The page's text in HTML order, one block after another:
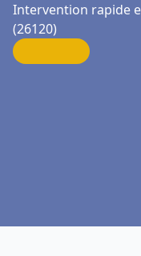
Intervention rapide
(26120)